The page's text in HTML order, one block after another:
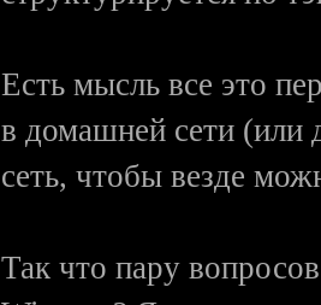
Есть мысль все это
в домашней сети (или
сеть, чтобы везде
Так что пару